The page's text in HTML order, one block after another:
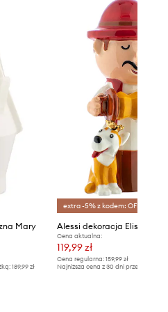
Mary
189,99 zł
extra -5% z kodem: OFF*
Alessi dekoracja Elisabetto
Cena aktualna:
119,99 zł
Cena regularna: 159,99 zł
Najniższa cena z 30 dni przed obniżką: